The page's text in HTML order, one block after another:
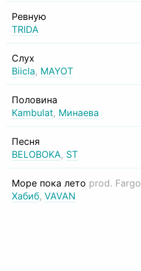
Ревную
TRIDA
Слух
Biicla, MAYOT
Половина
Kambulat, Минаева
Песня
BELOBOKA, ST
Море пока лето prod. Fargo
Хабиб, VAVAN